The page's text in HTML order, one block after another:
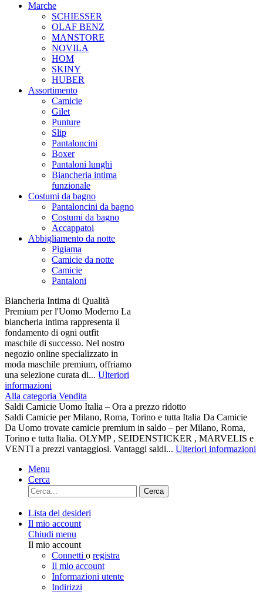
Marche
SCHIESSER
OLAF BENZ
MANSTORE
NOVILA
HOM
SKINY
HUBER
Assortimento
Camicie
Gilet
Punture
Slip
Pantaloncini
Boxer
Pantaloni lunghi
Biancheria intima
funzionale
Costumi da bagno
Pantaloncini da bagno
Costumi da bagno
Accappatoi
Abbigliamento da notte
Pigiama
Camicie da notte
Camicie
Pantaloni
Biancheria Intima di Qualità
Premium per l'Uomo Moderno La
biancheria intima rappresenta il
fondamento di ogni outfit
maschile di successo. Nel nostro
negozio online specializzato in
moda maschile premium, offriamo
una selezione curata di... Ulteriori
informazioni
Alla categoria Vendita
Saldi Camicie Uomo Italia – Ora a prezzo ridotto
Saldi Camicie per Milano, Roma, Torino e tutta Italia Da Camicie
Da Uomo trovate camicie premium in saldo – per Milano, Roma,
Torino e tutta Italia. OLYMP , SEIDENSTICKER , MARVELIS e
VENTI a prezzi vantaggiosi. Vantaggi saldi... Ulteriori informazioni
Menu
Cerca
Cerca
Lista dei desideri
Il mio account
Chiudi menu
Il mio account
Connetti o registra
Il mio account
Informazioni utente
Indirizzi